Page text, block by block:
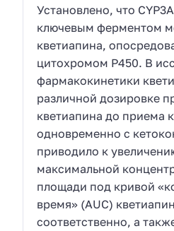
Установлено, что
ключевым ферментом
кветиапина,
цитохромом Р450. В
фармакокинетики
различной дозировке
кветиапина до приема
одновременно с
приводило к
максимальной
площади под кривой
время» (AUC)
соответственно, а